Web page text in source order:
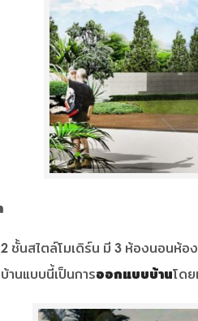
2 ชั้นสไตล์โมเดิร์น มี 3 ห้องนอน
านแบบนี้เป็นการออกแบบบ้านโด